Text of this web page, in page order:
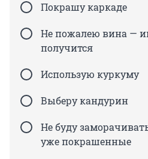
Покрашу каркаде
Не пожалею вина —
получится
Использую куркуму
Выберу кандурин
Не буду
уже покрашенные